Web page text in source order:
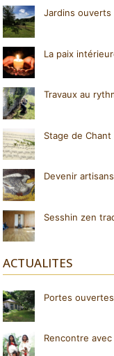
Jardins ouverts
La paix
Travaux au
Stage de
Devenir
Sesshin zen
ACTUALITES
Portes
Rencontre